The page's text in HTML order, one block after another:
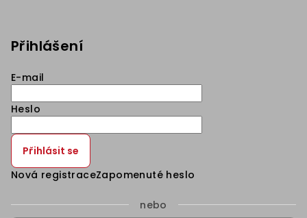
Přihlášení
E-mail
Heslo
Přihlásit se
Nová registraceZapomenuté heslo
nebo